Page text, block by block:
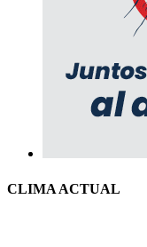
CLIMA ACTUAL